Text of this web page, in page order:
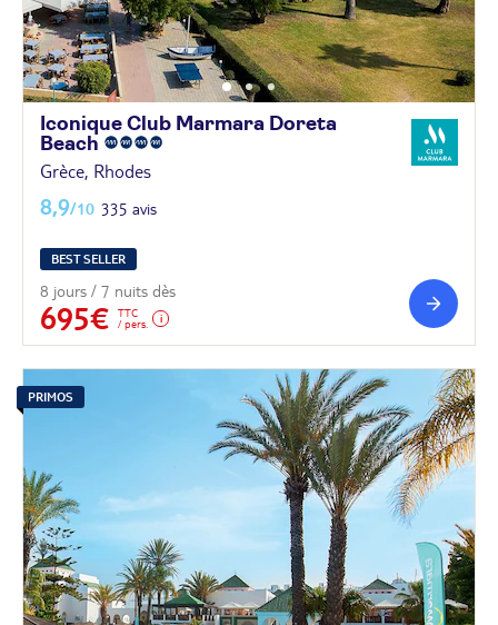
Iconique Club Marmara Doreta
Beach
Grèce, Rhodes
8,9/10 335 avis
BEST SELLER
8 jours / 7 nuits dès
695€
TTC
/ pers.
PRIMOS